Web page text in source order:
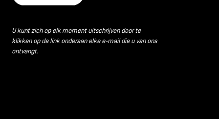
U kunt zich op elk moment uitschrijven door te
klikken op de link onderaan elke e-mail die u van ons
ontvangt.